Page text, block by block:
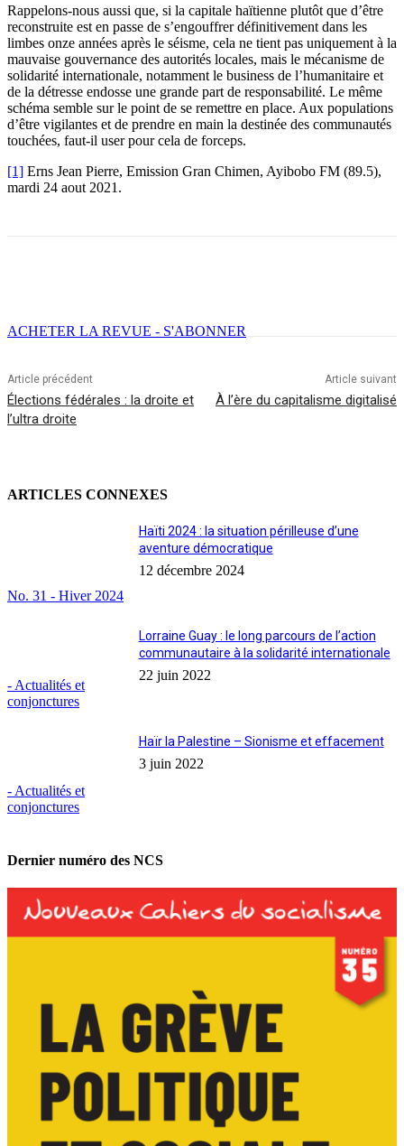
Rappelons-nous aussi que, si la capitale haïtienne plutôt que d’être
reconstruite est en passe de s’engouffrer définitivement dans les
limbes onze années après le séisme, cela ne tient pas uniquement à la
mauvaise gouvernance des autorités locales, mais le mécanisme de
solidarité internationale, notamment le business de l’humanitaire et
de la détresse endosse une grande part de responsabilité. Le même
schéma semble sur le point de se remettre en place. Aux populations
d’être vigilantes et de prendre en main la destinée des communautés
touchées, faut-il user pour cela de forceps.
[1] Erns Jean Pierre, Emission Gran Chimen, Ayibobo FM (89.5),
mardi 24 aout 2021.
ACHETER LA REVUE - S'ABONNER
Article précédent
Élections fédérales : la droite et
l’ultra droite
Article suivant
À l’ère du capitalisme digitalisé
ARTICLES CONNEXES
No. 31 - Hiver 2024
Haïti 2024 : la situation périlleuse d’une
aventure démocratique
12 décembre 2024
- Actualités et
conjonctures
Lorraine Guay : le long parcours de l’action
communautaire à la solidarité internationale
22 juin 2022
- Actualités et
conjonctures
Haïr la Palestine – Sionisme et effacement
3 juin 2022
Dernier numéro des NCS